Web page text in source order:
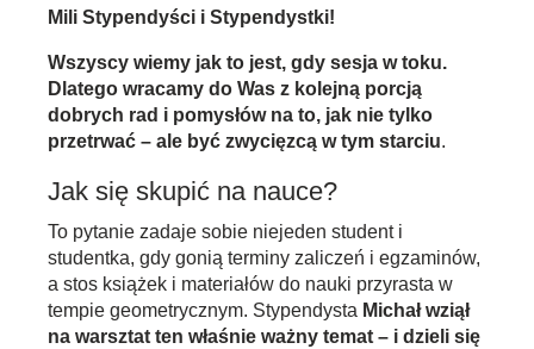
Mili Stypendyści i Stypendystki!
Wszyscy wiemy jak to jest, gdy sesja w toku.
Dlatego wracamy do Was z kolejną porcją
dobrych rad i pomysłów na to, jak nie tylko
przetrwać – ale być zwycięzcą w tym starciu.
Jak się skupić na nauce?
To pytanie zadaje sobie niejeden student i
studentka, gdy gonią terminy zaliczeń i egzaminów,
a stos książek i materiałów do nauki przyrasta w
tempie geometrycznym. Stypendysta Michał wziął
na warsztat ten właśnie ważny temat – i dzieli się